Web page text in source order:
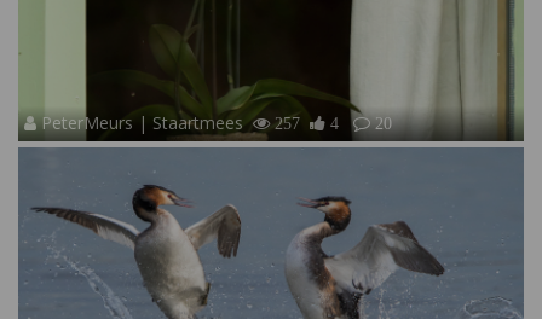
PeterMeurs | Staartmees 257 4 20